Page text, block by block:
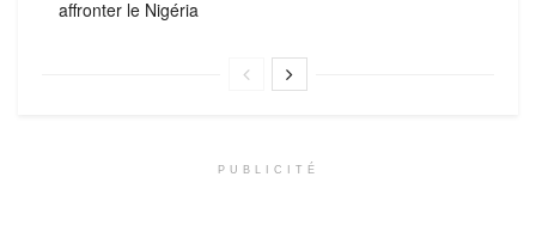
affronter le Nigéria
PUBLICITÉ